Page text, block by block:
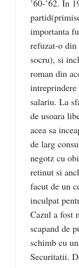
’60-’62. In
importanta
refuzat-o
socru), si
roman din
salariu. La
de usoara
acea sa
de larg
negotz cu
retinut si
facut de un
inculpat
Cazul a fost
scapand de
schimb cu
Securitatii.